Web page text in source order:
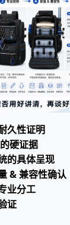
久性证明
硬证据
的具体呈现
& 兼容性确认
业分工
证